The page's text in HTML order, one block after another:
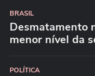
BRASIL
Desmatamento
menor nível da
POLÍTICA